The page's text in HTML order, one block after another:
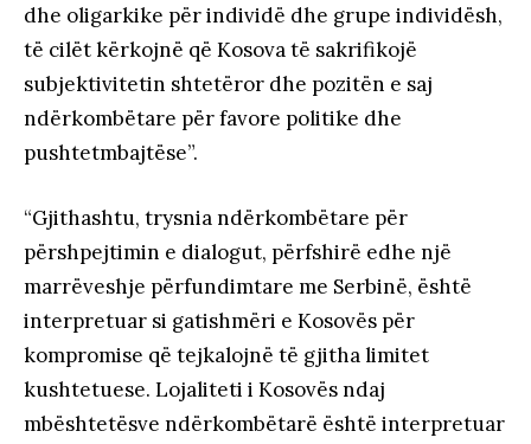
dhe oligarkike për individë dhe grupe individësh,
të cilët kërkojnë që Kosova të sakrifikojë
subjektivitetin shtetëror dhe pozitën e saj
ndërkombëtare për favore politike dhe
pushtetmbajtëse”.
“Gjithashtu, trysnia ndërkombëtare për
përshpejtimin e dialogut, përfshirë edhe një
marrëveshje përfundimtare me Serbinë, është
interpretuar si gatishmëri e Kosovës për
kompromise që tejkalojnë të gjitha limitet
kushtetuese. Lojaliteti i Kosovës ndaj
mbështetësve ndërkombëtarë është interpretuar